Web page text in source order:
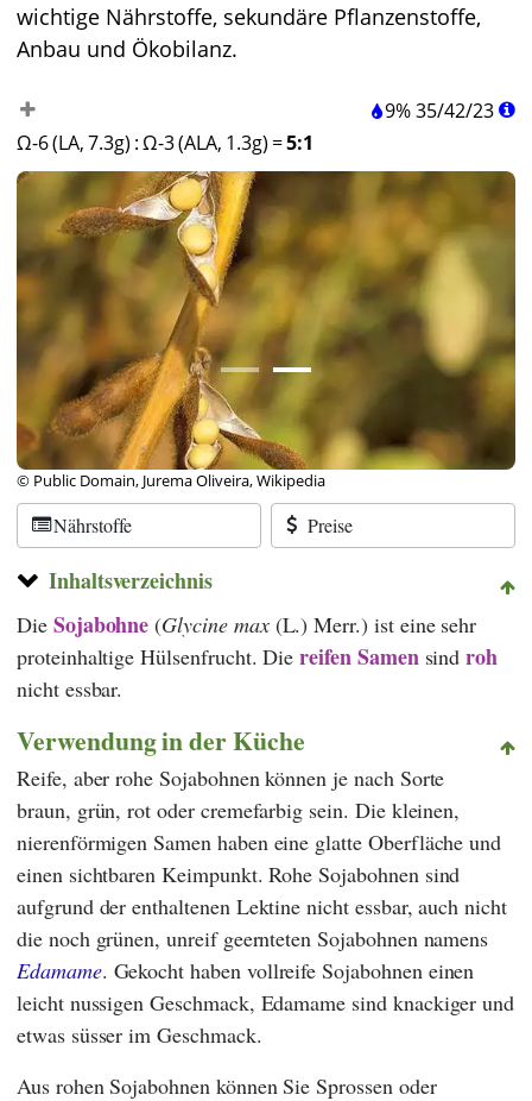
wichtige Nährstoffe, sekundäre Pflanzenstoffe,
Anbau und Ökobilanz.
9%35/42/23
Ω-6 (LA, 7.3g) :Ω-3 (ALA, 1.3g) =5:1
© Public Domain, Jurema Oliveira, Wikipedia
Nährstoffe Preise
Inhaltsverzeichnis
Die Sojabohne (Glycine max(L.) Merr.) ist eine sehr
proteinhaltige Hülsenfrucht. Diereifen Samen sindroh
nicht essbar.
Verwendung in der Küche
Reife, aber rohe Sojabohnen können je nach Sorte
braun, grün, rot oder cremefarbig sein. Die kleinen,
nierenförmigen Samen haben eine glatte Oberfläche und
einen sichtbaren Keimpunkt. Rohe Sojabohnen sind
aufgrund der enthaltenen Lektine nicht essbar, auch nicht
die noch grünen, unreif geernteten Sojabohnen namens
Edamame. Gekocht haben vollreife Sojabohnen einen
leicht nussigen Geschmack, Edamame sind knackiger und
etwas süsser im Geschmack.
Aus rohen Sojabohnen können Sie Sprossen oder